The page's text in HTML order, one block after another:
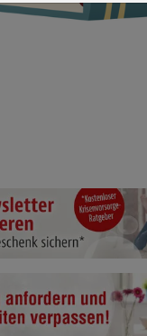
Cookies (5)
Cookies
Cookie-Informationenanzeigen
(1)